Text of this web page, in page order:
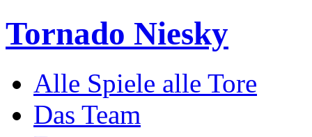
Tornado Niesky
Alle Spiele alle Tore
Das Team